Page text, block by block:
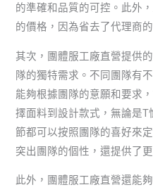
的準確和品質的可控。此外
的價格，因為省去了代理商
其次，團體服工廠直營提供
隊的獨特需求。不同團隊有
能夠根據團隊的意願和要求
擇面料到設計款式，無論是T
節都可以按照團隊的喜好來
突出團隊的個性，還提供了
此外，團體服工廠直營還能